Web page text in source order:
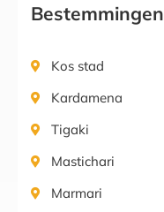
Bestemmingen
Kos stad
Kardamena
Tigaki
Mastichari
Marmari